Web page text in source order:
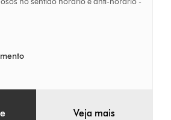
Veja mais